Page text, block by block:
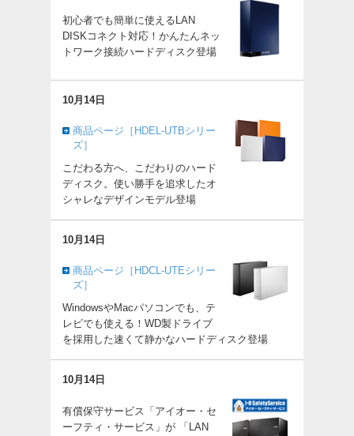
初心者でも簡単に使えるLAN
DISKコネクト対応！かんたんネッ
トワーク接続ハードディスク登場
10月14日
商品ページ［HDEL-UTBシリー
ズ］
こだわる方へ、こだわりのハード
ディスク。使い勝手を追求したオ
シャレなデザインモデル登場
10月14日
商品ページ［HDCL-UTEシリー
ズ］
WindowsやMacパソコンでも、テ
レビでも使える！WD製ドライブ
を採用した速くて静かなハードディスク登場
10月14日
有償保守サービス「アイオー・セ
ーフティ・サービス」が 「LAN